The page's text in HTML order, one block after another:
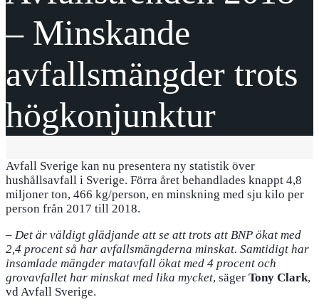
– Minskande
avfallsmängder trots
högkonjunktur
Avfall Sverige kan nu presentera ny statistik över
hushållsavfall i Sverige. Förra året behandlades knappt 4,8
miljoner ton, 466 kg/person, en minskning med sju kilo per
person från 2017 till 2018.
– Det är väldigt glädjande att se att trots att BNP ökat med
2,4 procent så har avfallsmängderna minskat. Samtidigt har
insamlade mängder matavfall ökat med 4 procent och
grovavfallet har minskat med lika mycket, säger Tony Clark,
vd Avfall Sverige.